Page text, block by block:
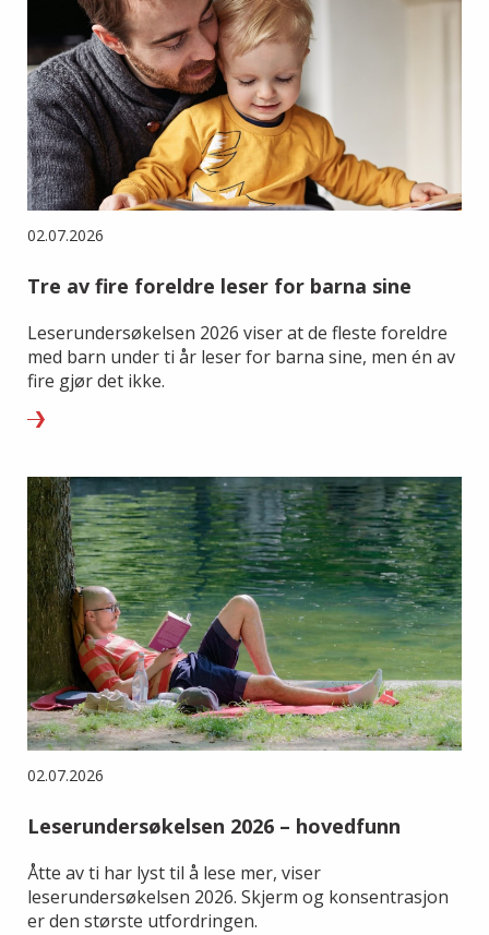
02.07.2026
Tre av fire foreldre leser for barna sine
Leserundersøkelsen 2026 viser at de fleste foreldre
med barn under ti år leser for barna sine, men én av
fire gjør det ikke.
02.07.2026
Leserundersøkelsen 2026 – hovedfunn
Åtte av ti har lyst til å lese mer, viser
leserundersøkelsen 2026. Skjerm og konsentrasjon
er den største utfordringen.